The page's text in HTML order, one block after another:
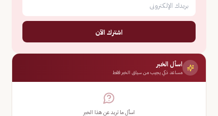
اشترك الآن
اسأل الخبر
مساعد ذكي يجيب من سياق الخبر فقط
اسأل ما تريد عن هذا الخبر